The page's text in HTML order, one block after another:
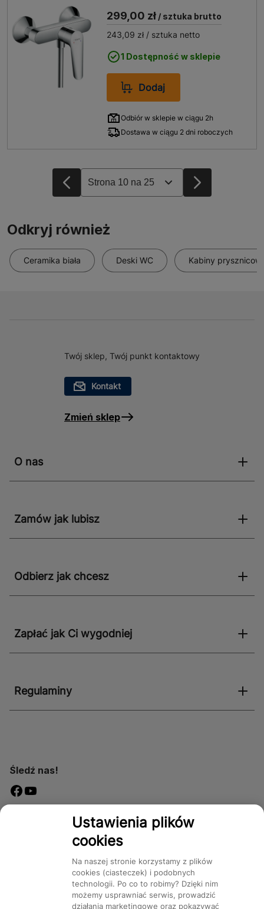
299,00 zł / sztuka brutto
243,09 zł / sztuka netto
1 Dostępność w sklepie
Dodaj
Odbiór w sklepie w ciągu 2h
Dostawa w ciągu 2 dni roboczych
Odkryj również
Ceramika biała Deski WC Kabiny
Twój sklep, Twój punkt kontaktowy
Kontakt
Zmień sklep
O nas
Zamów jak lubisz
Odbierz jak chcesz
Zapłać jak Ci wygodniej
Regulaminy
Śledź nas!
Dostępność
Kategorie Produkty Marki CMS
Ustawienia plików
cookies
Na naszej stronie korzystamy z plików
cookies (ciasteczek) i podobnych
technologii. Po co to robimy? Dzięki nim
możemy usprawniać serwis, prowadzić
działania marketingowe oraz pokazywać